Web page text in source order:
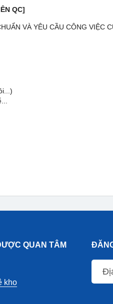
QC]
VÀ YÊU CẦU CÔNG VIỆC
QUAN TÂM
kho